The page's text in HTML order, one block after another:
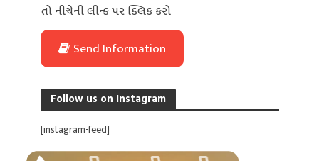
તો નીચેની લીન્ક પર ક્લિક કરો
Send Information
Follow us on Instagram
[instagram-feed]